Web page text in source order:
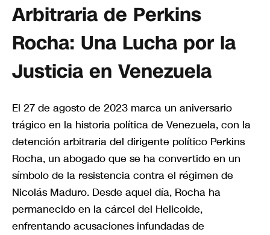
Arbitraria de Perkins
Rocha: Una Lucha por la
Justicia en Venezuela
El 27 de agosto de 2023 marca un aniversario
trágico en la historia política de Venezuela, con la
detención arbitraria del dirigente político Perkins
Rocha, un abogado que se ha convertido en un
símbolo de la resistencia contra el régimen de
Nicolás Maduro. Desde aquel día, Rocha ha
permanecido en la cárcel del Helicoide,
enfrentando acusaciones infundadas de